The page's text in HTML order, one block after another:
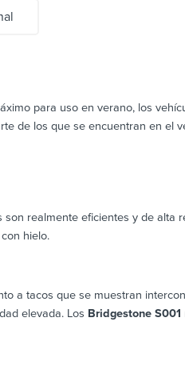
para uso en verano, los
de los que se encuentran en el
son realmente eficientes y de alta
hielo.
a tacos que se muestran
elevada. Los Bridgestone S001